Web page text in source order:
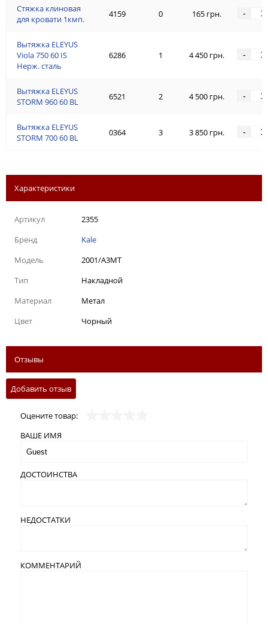
Стяжка клиновая
для кровати 1кмп.
Вытяжка ELEYUS
Viola 750 60 IS
Нерж. сталь
Вытяжка ELEYUS
STORM 960 60 BL
Вытяжка ELEYUS
STORM 700 60 BL
4159 0 165 грн. -
6286 1 4 450 грн. -
6521 2 4 500 грн. -
0364 3 3 850 грн. -
Характеристики
Артикул
2355
Бренд
Kale
Модель
2001/А3МТ
Тип
Накладной
Материал
Метал
Цвет
Чорный
Отзывы
Добавить отзыв
Оцените товар:
ВАШЕ ИМЯ
ДОСТОИНСТВА
НЕДОСТАТКИ
КОММЕНТАРИЙ